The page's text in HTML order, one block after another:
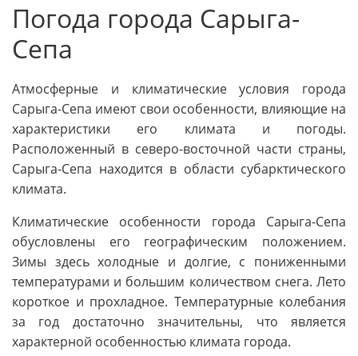
Погода города Сарыга-
Сепа
Атмосферные и климатические условия города
Сарыга-Сепа имеют свои особенности, влияющие на
характеристики его климата и погоды.
Расположенный в северо-восточной части страны,
Сарыга-Сепа находится в области субарктического
климата.
Климатические особенности города Сарыга-Сепа
обусловлены его географическим положением.
Зимы здесь холодные и долгие, с пониженными
температурами и большим количеством снега. Лето
короткое и прохладное. Температурные колебания
за год достаточно значительны, что является
характерной особенностью климата города.